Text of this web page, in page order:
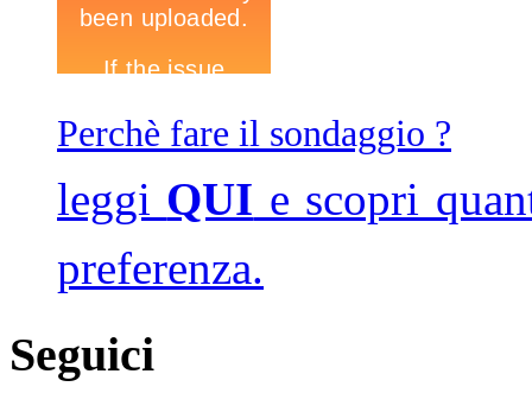
Perchè fare il sondaggio ?
leggi QUI e scopri
preferenza.
Seguici